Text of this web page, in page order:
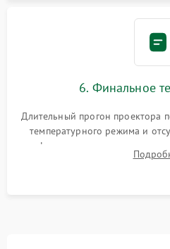
6. Финальное
Длительный прогон проектора
температурного режима и
фокуса, контрастности и
таблицах. Проверка работы